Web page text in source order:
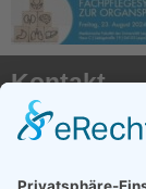
Kontakt
AKTX Pflege e.V.
50116 Bergheim